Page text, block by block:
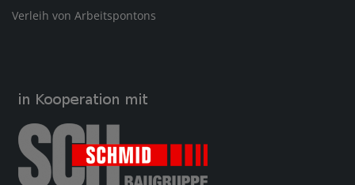
Verleih von Arbeitspontons